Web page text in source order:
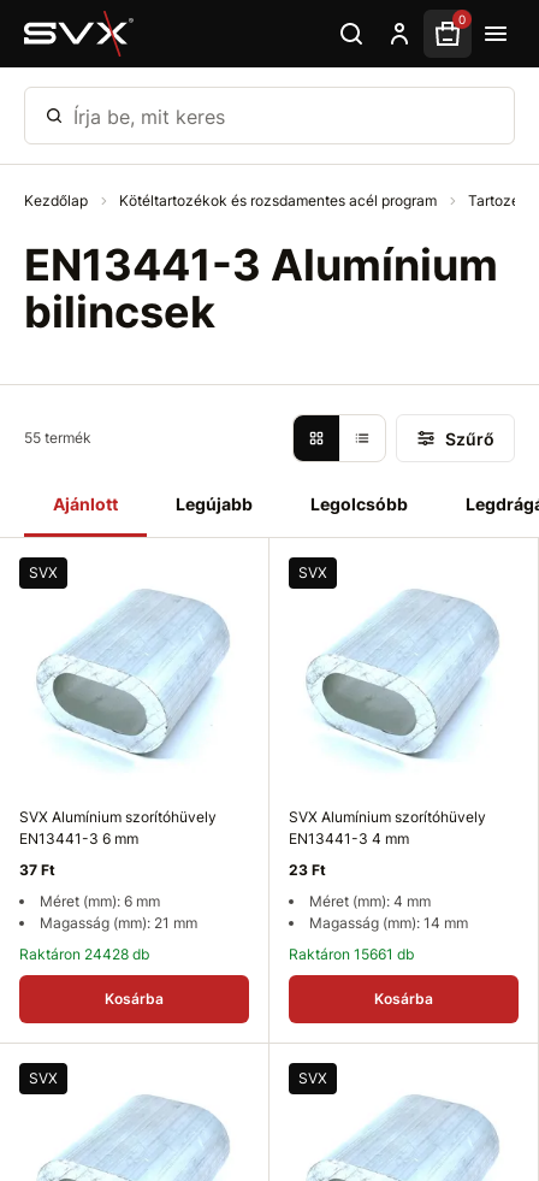
Ugrás az oldal fő részéhez 0
Írja be, mit keres
Kezdőlap Kötéltartozékok és rozsdamentes acél program
EN13441-3 Alumínium
bilincsek
Ajánlott Legújabb Legolcsóbb
55 termék Szűrő
SVX
SVX Alumínium szorítóhüvely
EN13441-3 6 mm
37 Ft
Méret (mm): 6 mm
Magasság (mm): 21 mm
Raktáron 24428 db
Kosárba
SVX
SVX Alumínium szorítóhüvely
EN13441-3 4 mm
23 Ft
Méret (mm): 4 mm
Magasság (mm): 14 mm
Raktáron 15661 db
Kosárba
SVX SVX